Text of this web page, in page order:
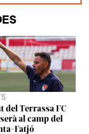
del Terrassa FC
al camp del
Fatjó